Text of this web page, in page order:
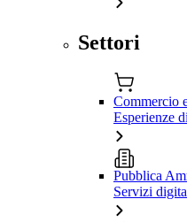
Settori
Commercio
Esperienze
Pubblica
Servizi